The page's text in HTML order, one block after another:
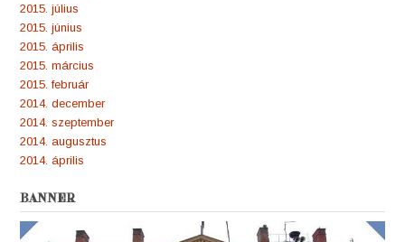
2015. július
2015. június
2015. április
2015. március
2015. február
2014. december
2014. szeptember
2014. augusztus
2014. április
BANNER